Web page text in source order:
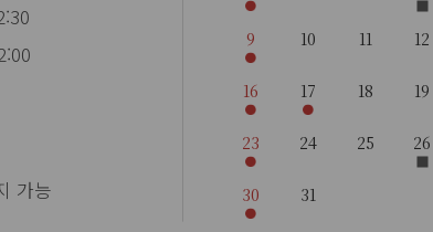
가능
9 10 11 12
16 17 18 19
23 24 25 26
30 31